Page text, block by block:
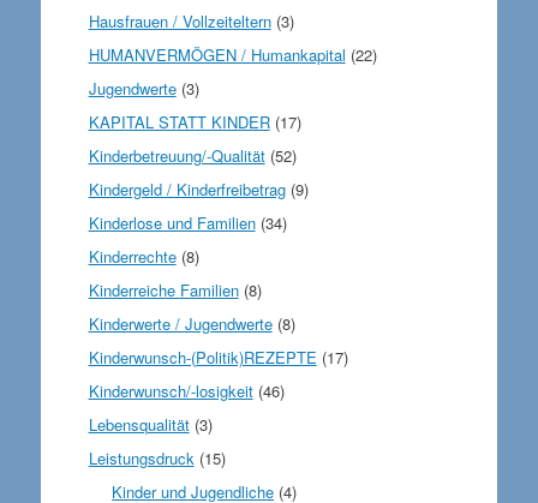
Hausfrauen / Vollzeiteltern(3)
HUMANVERMÖGEN / Humankapital (22)
Jugendwerte(3)
KAPITAL STATT KINDER(17)
Kinderbetreuung/-Qualität(52)
Kindergeld / Kinderfreibetrag(9)
Kinderlose und Familien(34)
Kinderrechte(8)
Kinderreiche Familien(8)
Kinderwerte / Jugendwerte(8)
Kinderwunsch-(Politik)REZEPTE (17)
Kinderwunsch/-losigkeit(46)
Lebensqualität(3)
Leistungsdruck(15)
Kinder und Jugendliche (4)